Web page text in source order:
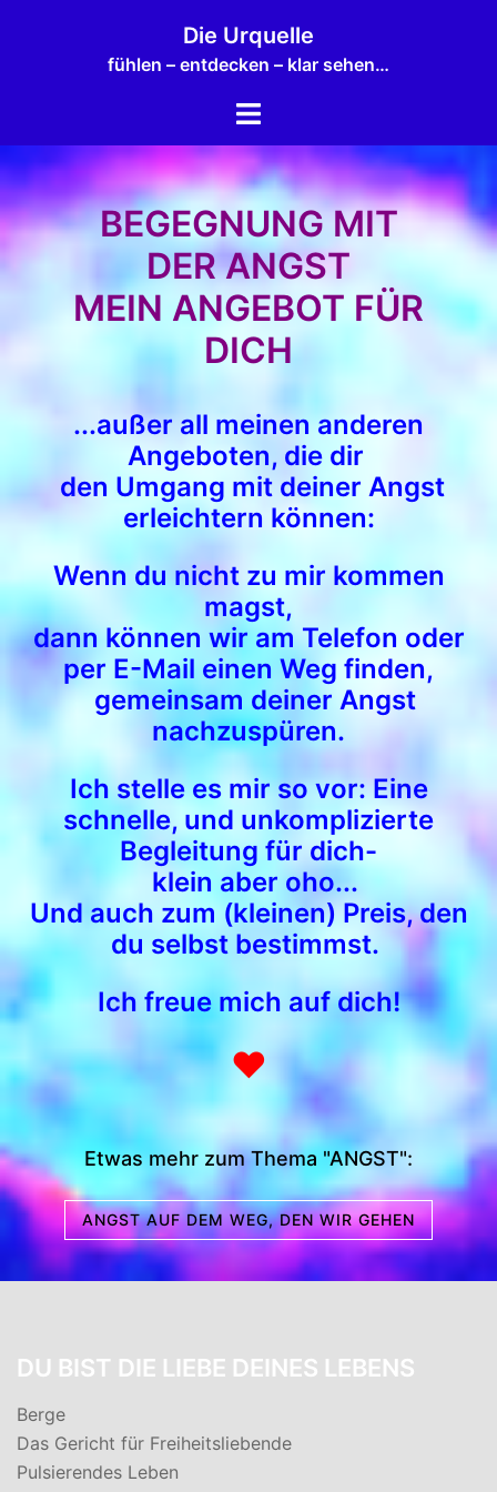
Die Urquelle
fühlen – entdecken – klar sehen…
Menü
BEGEGNUNG MIT
DER ANGST
MEIN ANGEBOT FÜR
DICH
...außer all meinen anderen
Angeboten, die dir
den Umgang mit deiner Angst
erleichtern können:
Wenn du nicht zu mir kommen
magst,
dann können wir am Telefon oder
per E-Mail einen Weg finden,
gemeinsam deiner Angst
nachzuspüren.
Ich stelle es mir so vor: Eine
schnelle, und unkomplizierte
Begleitung für dich-
klein aber oho...
Und auch zum (kleinen) Preis, den
du selbst bestimmst.
Ich freue mich auf dich!
♥
Etwas mehr zum Thema "ANGST":
ANGST AUF DEM WEG, DEN WIR GEHEN
DU BIST DIE LIEBE DEINES LEBENS
Berge
Das Gericht für Freiheitsliebende
Pulsierendes Leben